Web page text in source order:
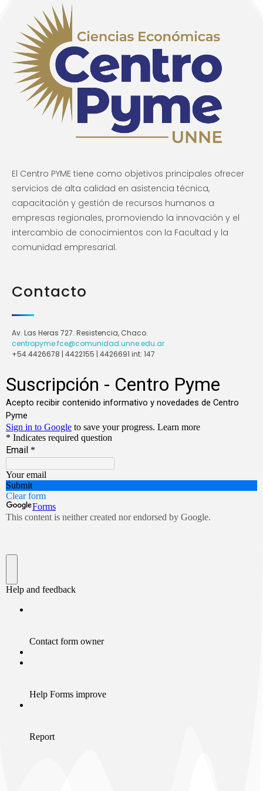
El Centro PYME tiene como objetivos principales ofrecer
servicios de alta calidad en asistencia técnica,
capacitación y gestión de recursos humanos a
empresas regionales, promoviendo la innovación y el
intercambio de conocimientos con la Facultad y la
comunidad empresarial.
Contacto
Av. Las Heras 727. Resistencia, Chaco.
centropyme.fce@comunidad.unne.edu.ar
+54 4426678 | 4422155 | 4426691 int: 147